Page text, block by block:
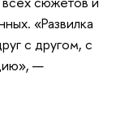
«Развилка
с другом, с
—